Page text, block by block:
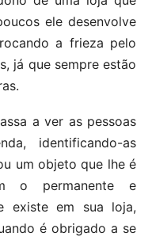
ele desenvolve
a frieza pelo
já que sempre estão
a ver as pessoas
identificando-as
um objeto que lhe é
o permanente e
existe em sua loja,
é obrigado a se